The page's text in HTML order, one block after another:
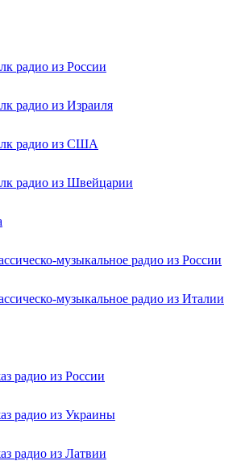
радио из России
радио из Израиля
радио из США
радио из Швейцарии
музыкальное радио из России
музыкальное радио из Италии
радио из России
радио из Украины
радио из Латвии